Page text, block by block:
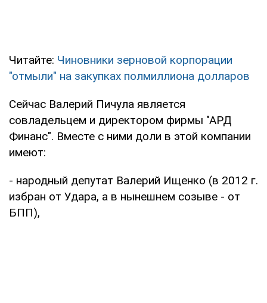
Читайте: Чиновники зерновой корпорации
"отмыли" на закупках полмиллиона долларов
Сейчас Валерий Пичула является
совладельцем и директором фирмы "АРД
Финанс". Вместе с ними доли в этой компании
имеют:
- народный депутат Валерий Ищенко (в 2012 г.
избран от Удара, а в нынешнем созыве - от
БПП),